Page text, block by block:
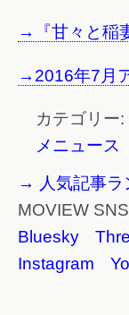
→『甘々と稲
→2016年7月
カテゴリー:
メニュース
→ 人気記事ラ
MOVIEW SNS
Bluesky
Instagram